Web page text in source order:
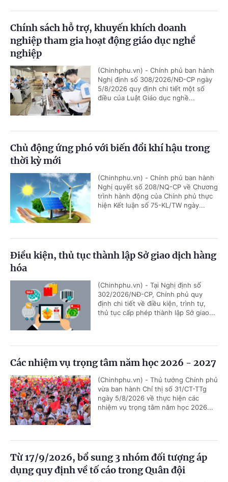
Chính sách hỗ trợ, khuyến khích doanh
nghiệp tham gia hoạt động giáo dục nghề
nghiệp
(Chinhphu.vn) - Chính phủ ban hành
Nghị định số 308/2026/NĐ-CP ngày
5/8/2026 quy định chi tiết một số
điều của Luật Giáo dục nghề...
Chủ động ứng phó với biến đổi khí hậu trong
thời kỳ mới
(Chinhphu.vn) - Chính phủ ban hành
Nghị quyết số 208/NQ-CP về Chương
trình hành động của Chính phủ thực
hiện Kết luận số 75-KL/TW ngày...
Điều kiện, thủ tục thành lập Sở giao dịch hàng
hóa
(Chinhphu.vn) - Tại Nghị định số
302/2026/NĐ-CP, Chính phủ quy
định chi tiết về điều kiện, trình tự,
thủ tục cấp phép thành lập Sở giao...
Các nhiệm vụ trọng tâm năm học 2026 - 2027
(Chinhphu.vn) - Thủ tướng Chính phủ
vừa ban hành Chỉ thị số 31/CT-TTg
ngày 5/8/2026 về thực hiện các
nhiệm vụ trọng tâm năm học 2026...
Từ 17/9/2026, bổ sung 3 nhóm đối tượng áp
dụng quy định về tố cáo trong Quân đội